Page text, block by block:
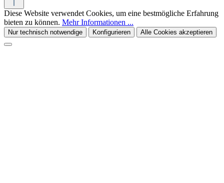
Diese Website verwendet Cookies, um eine bestmögliche Erfahrung
bieten zu können. Mehr Informationen ...
Nur technisch notwendige Konfigurieren Alle Cookies akzeptieren